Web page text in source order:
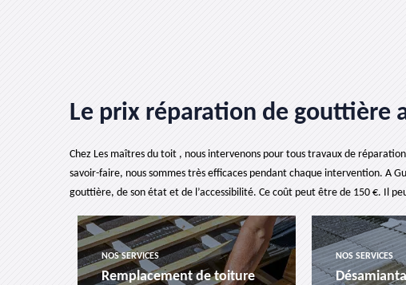
Le prix réparation de gouttière
Chez Les maîtres du toit , nous intervenons pour tous travaux de
savoir-faire, nous sommes très efficaces pendant chaque intervention. A
gouttière, de son état et de l’accessibilité. Ce coût peut être de 150 €. Il
NOS SERVICES
Remplacement de toiture
NOS SERVICES